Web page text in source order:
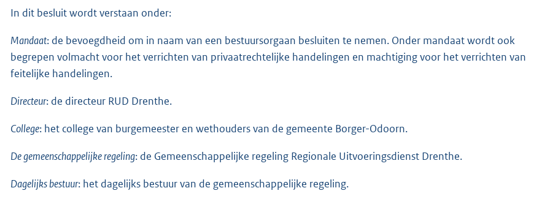
In dit besluit wordt verstaan onder:
Mandaat: de bevoegdheid om in naam van een bestuursorgaan besluiten te nemen. Onder mandaat wordt ook
begrepen volmacht voor het verrichten van privaatrechtelijke handelingen en machtiging voor het verrichten van
feitelijke handelingen.
Directeur: de directeur RUD Drenthe.
College: het college van burgemeester en wethouders van de gemeente Borger-Odoorn.
De gemeenschappelijke regeling: de Gemeenschappelijke regeling Regionale Uitvoeringsdienst Drenthe.
Dagelijks bestuur: het dagelijks bestuur van de gemeenschappelijke regeling.